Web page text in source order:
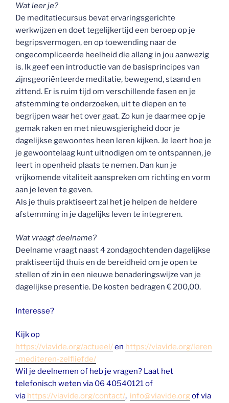
Wat leer je?
De meditatiecursus bevat ervaringsgerichte
werkwijzen en doet tegelijkertijd een beroep op je
begripsvermogen, en op toewending naar de
ongecompliceerde heelheid die allang in jou aanwezig
is. Ik geef een introductie van de basisprincipes van
zijnsgeoriënteerde meditatie, bewegend, staand en
zittend. Er is ruim tijd om verschillende fasen en je
afstemming te onderzoeken, uit te diepen en te
begrijpen waar het over gaat. Zo kun je daarmee op je
gemak raken en met nieuwsgierigheid door je
dagelijkse gewoontes heen leren kijken. Je leert hoe je
je gewoontelaag kunt uitnodigen om te ontspannen, je
leert in openheid plaats te nemen. Dan kun je
vrijkomende vitaliteit aanspreken om richting en vorm
aan je leven te geven.
Als je thuis praktiseert zal het je helpen de heldere
afstemming in je dagelijks leven te integreren.
Wat vraagt deelname?
Deelname vraagt naast 4 zondagochtenden dagelijkse
praktiseertijd thuis en de bereidheid om je open te
stellen of zin in een nieuwe benaderingswijze van je
dagelijkse presentie. De kosten bedragen € 200,00.
Interesse?
Kijk op
https://viavide.org/actueel/en https://viavide.org/leren
-mediteren-zelfliefde/
Wil je deelnemen of heb je vragen? Laat het
telefonisch weten via 06 40540121 of
via https://viavide.org/contact/, info@viavide.orgof via